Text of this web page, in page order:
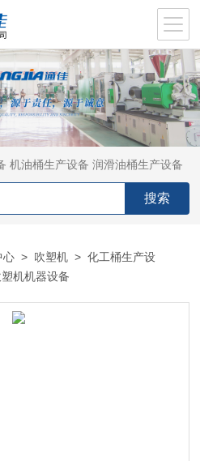
机油桶生产设备 润滑油桶生产设备
心 > 吹塑机 >化工桶生产设
机机器设备